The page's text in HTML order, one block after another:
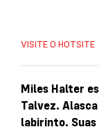
VISITE O HOTSITE
Miles Halter
Talvez.
labirinto. Suas